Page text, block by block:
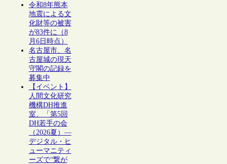
令和8年熊本
地震による文
化財等の被害
が83件に（8
月6日時点）
名古屋市、名
古屋城の現天
守閣の記録を
募集中
【イベント】
人間文化研究
機構DH推進
室、「第5回
DH若手の会
（2026夏）―
デジタル・ヒ
ューマニティ
ーズで“繋が